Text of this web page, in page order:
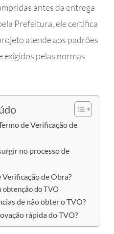
antes da entrega
Prefeitura, ele certifica
atende aos padrões
exigidos pelas normas
de Verificação de
no processo de
de Obra?
obtenção do TVO
de não obter o TVO?
rápida do TVO?